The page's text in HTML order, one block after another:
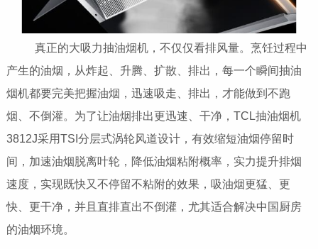
真正的大吸力抽油烟机，不仅仅看排风量。烹饪过程中
产生的油烟，从炸起、升腾、扩散、排出，每一个瞬间抽油
烟机都要完美把握油烟，迅速吸走、排出，才能做到不跑
烟、不倒灌。为了让油烟排出更迅速、干净，TCL抽油烟机
3812J采用TSI分层式涡轮风道设计，有效缩短油烟停留时
间，加速油烟脱离叶轮，降低油烟粘附概率，实力提升排烟
速度，实现既快又不停留不粘附的效果，吸油烟更猛、更
快、更干净，并且直排直出不倒灌，尤其适合解决中国厨房
的油烟环境。